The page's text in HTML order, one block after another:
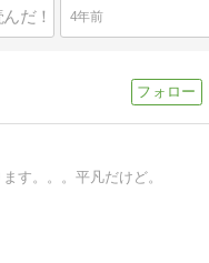
4年前
す。。。平凡だけど。